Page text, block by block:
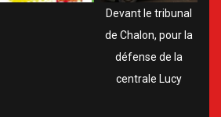
Devant le tribunal
de Chalon, pour la
défense de la
centrale Lucy